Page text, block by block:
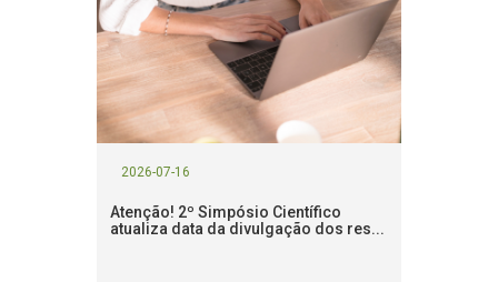
2026-07-16
Atenção! 2º Simpósio Científico
atualiza data da divulgação dos res...